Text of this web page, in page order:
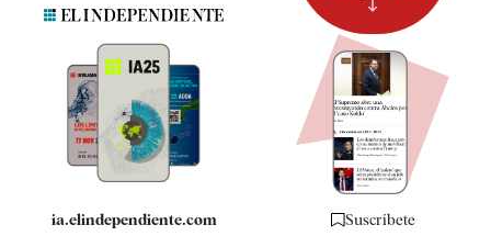
Quiénes somos
Especificaciones
ia.elindependiente.com Suscríbete